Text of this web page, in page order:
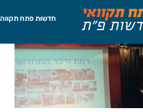
חדשות פתח תקווה